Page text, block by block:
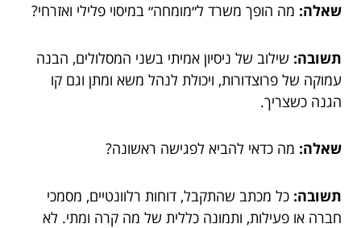
שאלה: מה הופך משרד ל״מומחה״ במיסוי פלילי ואזרחי?
תשובה: שילוב של ניסיון אמיתי בשני המסלולים, הבנה
עמוקה של פרוצדורות, ויכולת לנהל משא ומתן וגם קו
הגנה כשצריך.
שאלה: מה כדאי להביא לפגישה ראשונה?
תשובה: כל מכתב שהתקבל, דוחות רלוונטיים, מסמכי
חברה או פעילות, ותמונה כללית של מה קרה ומתי. לא